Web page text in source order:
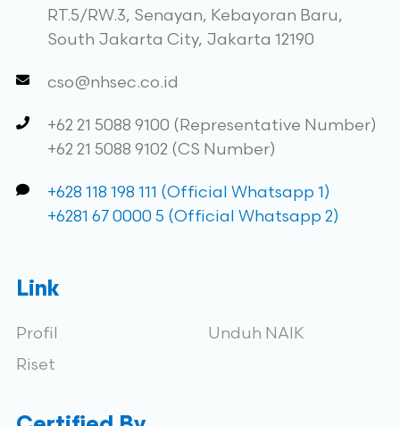
RT.5/RW.3, Senayan, Kebayoran Baru,
South Jakarta City, Jakarta 12190
cso@nhsec.co.id
+62 21 5088 9100 (Representative Number)
+62 21 5088 9102 (CS Number)
+628 118 198 111 (Official Whatsapp 1)
+6281 67 0000 5 (Official Whatsapp 2)
Link
Profil
Riset
Unduh NAIK